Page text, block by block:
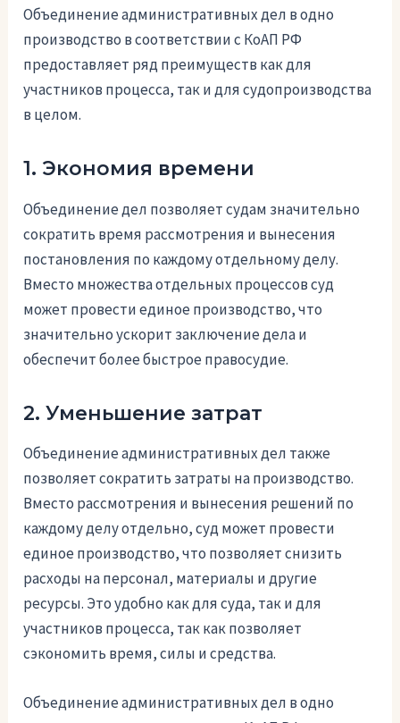
Объединение административных дел в одно
производство в соответствии с КоАП РФ
предоставляет ряд преимуществ как для
участников процесса, так и для судопроизводства
в целом.
1. Экономия времени
Объединение дел позволяет судам значительно
сократить время рассмотрения и вынесения
постановления по каждому отдельному делу.
Вместо множества отдельных процессов суд
может провести единое производство, что
значительно ускорит заключение дела и
обеспечит более быстрое правосудие.
2. Уменьшение затрат
Объединение административных дел также
позволяет сократить затраты на производство.
Вместо рассмотрения и вынесения решений по
каждому делу отдельно, суд может провести
единое производство, что позволяет снизить
расходы на персонал, материалы и другие
ресурсы. Это удобно как для суда, так и для
участников процесса, так как позволяет
сэкономить время, силы и средства.
Объединение административных дел в одно